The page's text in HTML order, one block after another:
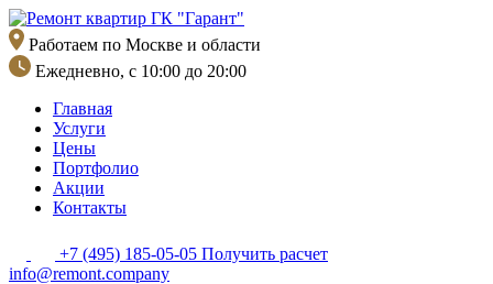
Перейти
к
содержимому
Работаем по Москве и области
Ежедневно, с 10:00 до 20:00
Главная
Услуги
Цены
Портфолио
Акции
Контакты
+7 (495) 185-05-05 Получить расчет
info@remont.company